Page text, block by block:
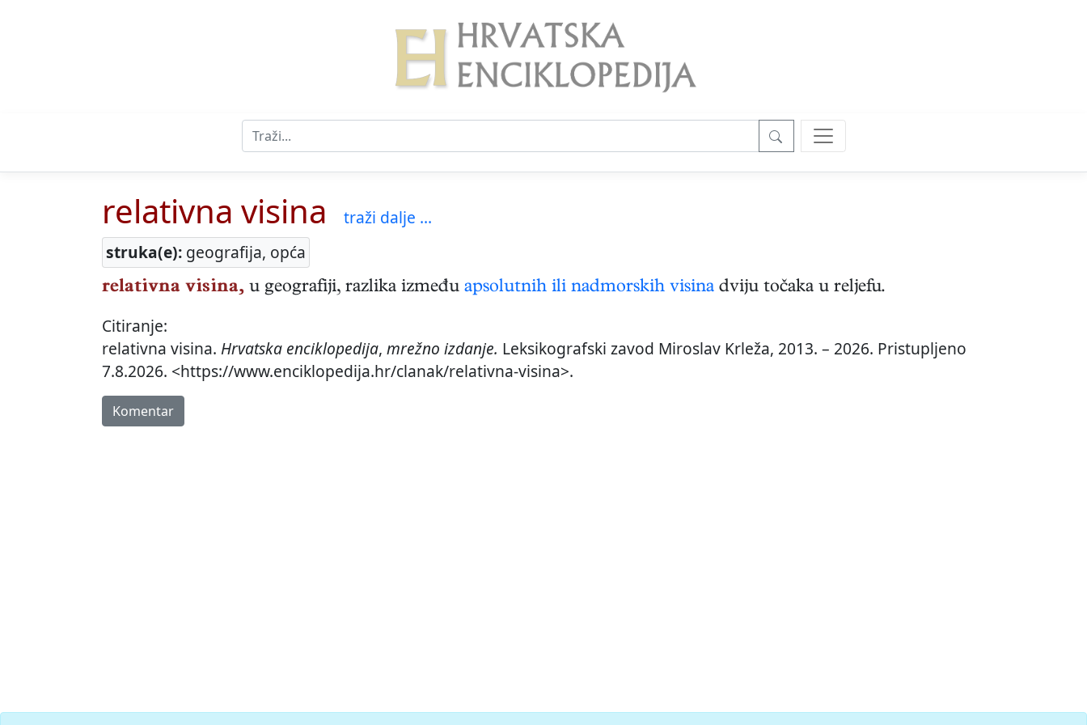
relativna visina
traži dalje ...
struka(e): geografija, opća
relativna visina, u geografiji, razlika između apsolutnih ili nadmorskih visina dviju točaka u reljefu.
Citiranje:
relativna visina. Hrvatska enciklopedija, mrežno izdanje. Leksikografski zavod Miroslav Krleža, 2013. – 2026. Pristupljeno
7.8.2026. <https://www.enciklopedija.hr/clanak/relativna-visina>.
Komentar